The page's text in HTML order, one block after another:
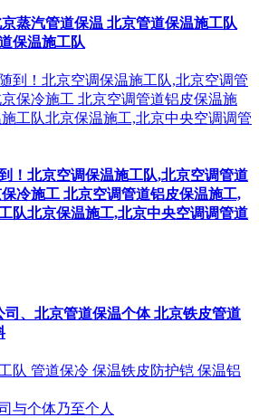
蒸汽管道保温 北京管道保温施工队
保温施工队
！北京空调保温施工队,北京空调管道
冷施工 北京空调管道铝皮保温施工,
队北京保温施工,北京中央空调调管道
、北京管道保温个体 北京铁皮管道
队 管道保冷 保温铁皮防护铠 保温铝
与个体乃至个人